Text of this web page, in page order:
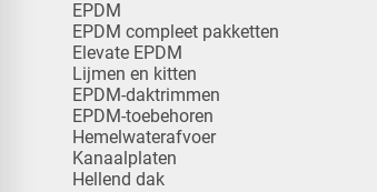
EPDM
EPDM compleet pakketten
Elevate EPDM
Lijmen en kitten
EPDM-daktrimmen
EPDM-toebehoren
Hemelwaterafvoer
Kanaalplaten
Hellend dak